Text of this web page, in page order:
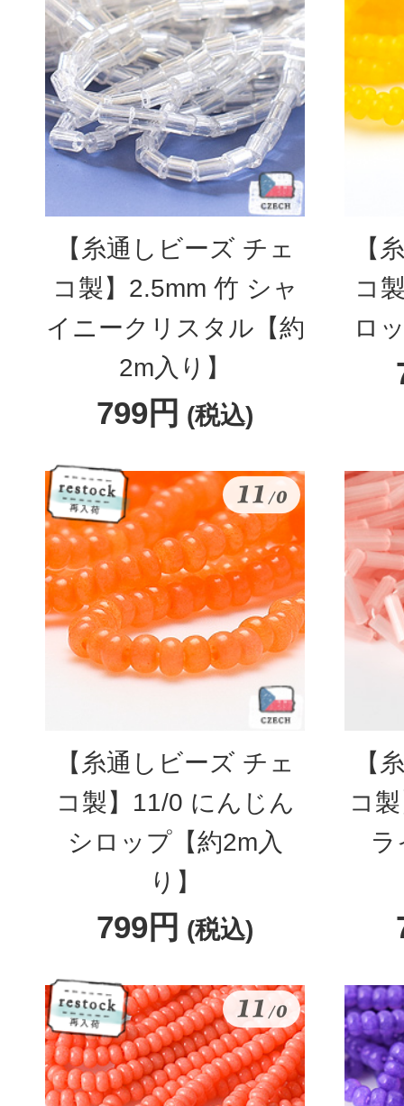
【糸通しビーズ チェ
コ製】2.5mm 竹 シャ
イニークリスタル【約
2m入り】
799円 (税込)
【
コ
ロ
【糸通しビーズ チェ
コ製】11/0 にんじん
シロップ【約2m入
り】
799円 (税込)
【
コ